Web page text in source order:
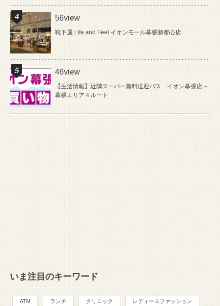
56view
靴下屋 Life and Feel イオンモール幕張新都心店
46view
【生活情報】近隣スーパー無料送迎バス イオン幕張店～
幕張エリア４ルート
いま注目のキーワード
ATM ランチ クリニック レディースファッション